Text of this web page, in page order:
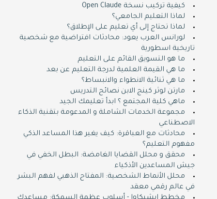
كيفية تركيب نسخة Open Claude
لماذا التعليم الجامعي؟
لماذا تحتاج إلى أي تعليم على الإطلاق؟
لورانس العرب يعود: محادثات افتراضية مع شخصية
تاريخية اسطورية
ما هو التسويق القائم على التعليم
ما هي القيمة العلمية لدرجة التعليم عن بعد
ما هي ثنائية الانطواء والانبساط؟
مارتن لوثر كينج الابن نصائح التدريس
ماهي كلية المجتمع ؟ ابدأ تعليمك الجيد
مجموعة الخدمات الشاملة و المدعومة بتقنية الذكاء
الاصطناعي
محادثات مع العباقرة: كيف يغير هذا المساعد الذكي
مفهوم التعليم؟
محقق و محلل القضايا الغامضة: البطل الخفي في
جيش المساعدين الأذكياء
محلل الأنماط الشخصية: المفتاح الذهبي لفهم البشر
في عالم رقمي معقد